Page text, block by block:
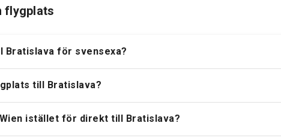
flygplats
Bratislava för svensexa?
till Bratislava?
istället för direkt till Bratislava?